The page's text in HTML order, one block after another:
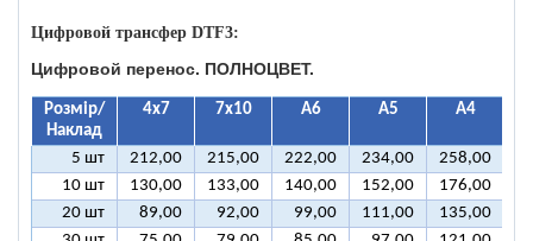
Цифровой трансфер DTF3:
Цифровой перенос. ПОЛНОЦВЕТ.
Розмір/
Наклад
4х7 7х10 А6 А5 А4
5 шт 212,00 215,00 222,00 234,00 258,00
10 шт
130,00 133,00 140,00 152,00 176,00
20 шт
89,00 92,00 99,00 111,00 135,00